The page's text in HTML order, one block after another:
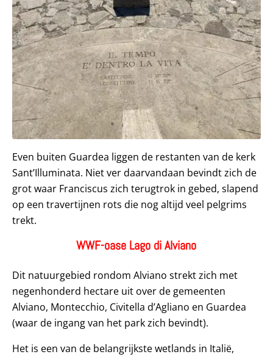
Even buiten Guardea liggen de restanten van de kerk
Sant’Illuminata. Niet ver daarvandaan bevindt zich de
grot waar Franciscus zich terugtrok in gebed, slapend
op een travertijnen rots die nog altijd veel pelgrims
trekt.
WWF-oase Lago di Alviano
Dit natuurgebied rondom Alviano strekt zich met
negenhonderd hectare uit over de gemeenten
Alviano, Montecchio, Civitella d’Agliano en Guardea
(waar de ingang van het park zich bevindt).
Het is een van de belangrijkste wetlands in Italië,